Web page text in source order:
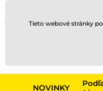
NOVINKY
Tieto webové stránky